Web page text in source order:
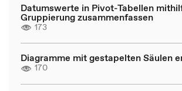
Datumswerte in Pivot-Tabellen
Gruppierung zusammenfassen
173
Diagramme mit gestapelten Säulen
170